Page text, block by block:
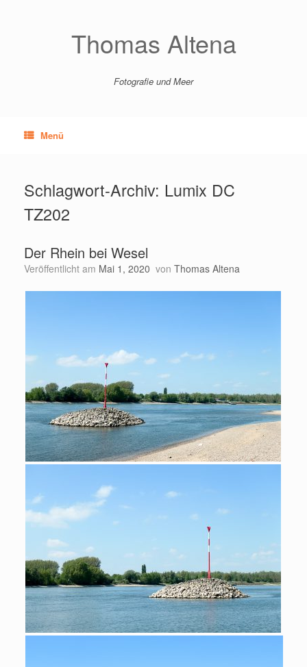
Thomas Altena
Fotografie und Meer
Menü
Schlagwort-Archiv: Lumix DC
TZ202
Der Rhein bei Wesel
Veröffentlicht am Mai 1, 2020 von Thomas Altena